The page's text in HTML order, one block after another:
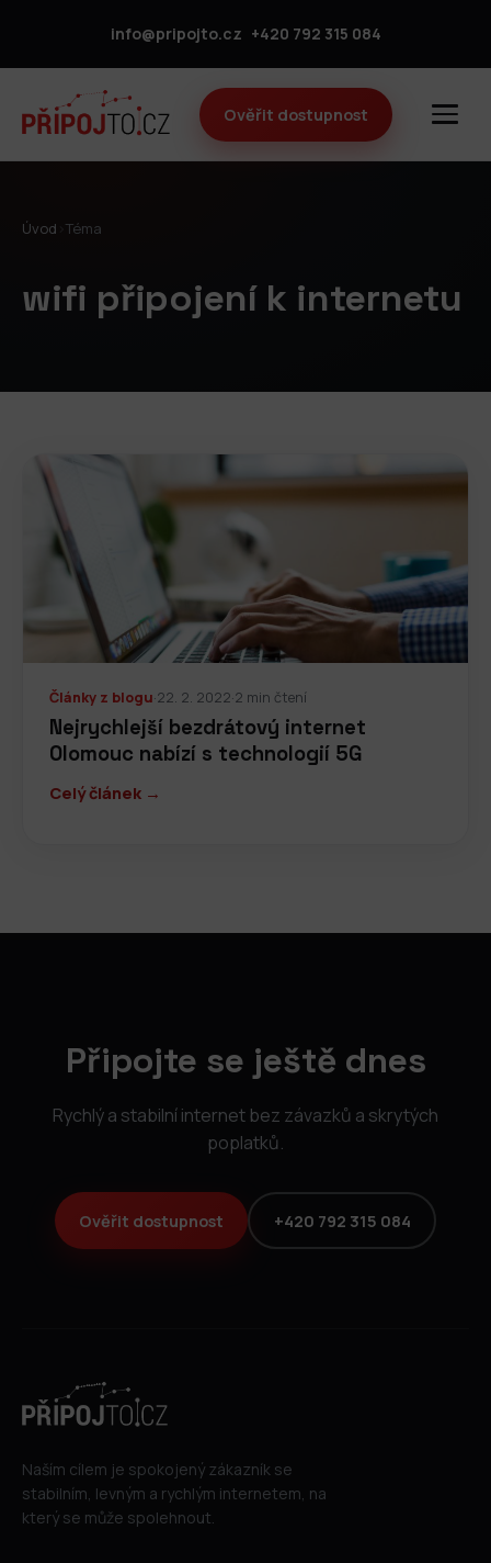
info@pripojto.cz +420 792 315 084
Ověřit dostupnost
Úvod Téma
wifi připojení k internetu
Články z blogu·22. 2. 2022·2 min čtení
Nejrychlejší bezdrátový internet
Olomouc nabízí s technologií 5G
Celý článek →
Připojte se ještě dnes
Rychlý a stabilní internet bez závazků a skrytých
poplatků.
Ověřit dostupnost +420 792 315 084
Naším cílem je spokojený zákazník se
stabilním, levným a rychlým internetem, na
který se může spolehnout.